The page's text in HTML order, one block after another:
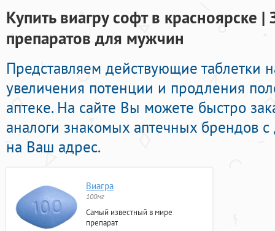
Купить виагру софт в красноярске
препаратов для мужчин
Представляем действующие таблетки
увеличения потенции и продления
аптеке. На сайте Вы можете быстро
аналоги знакомых аптечных брендов с
на Ваш адрес.
Виагра
100мг
Самый известный в мире
препарат